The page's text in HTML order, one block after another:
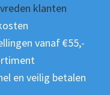
klanten
vanaf €55,-
en veilig betalen